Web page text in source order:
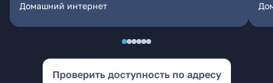
Домашний интернет
Проверить доступность по адресу